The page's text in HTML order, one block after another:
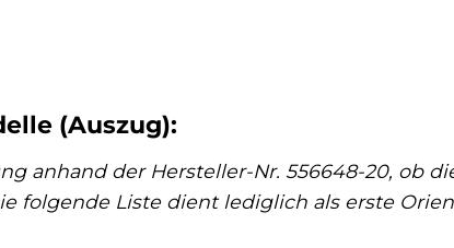
(Auszug):
anhand der Hersteller-Nr. 556648-20, ob
folgende Liste dient lediglich als erste